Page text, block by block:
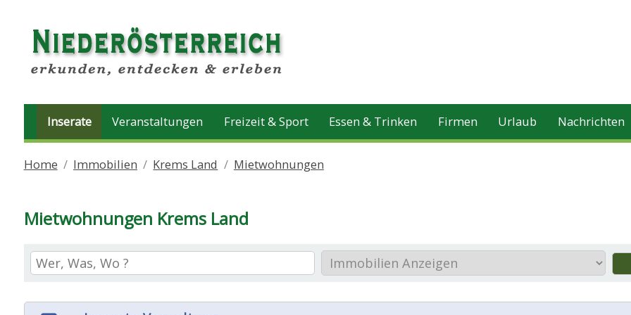
Inserate Veranstaltungen Freizeit & Sport Essen & Trinken Firmen Urlaub Nachrichten
Home Immobilien Krems Land Mietwohnungen
Mietwohnungen Krems Land